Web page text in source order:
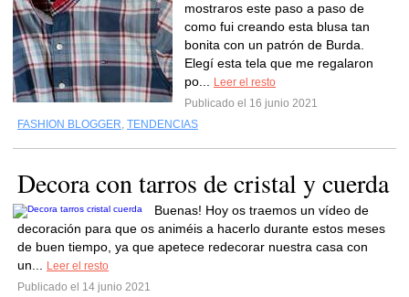
mostraros este paso a paso de
como fui creando esta blusa tan
bonita con un patrón de Burda.
Elegí esta tela que me regalaron
po...
Leer el resto
Publicado el 16 junio 2021
FASHION BLOGGER, TENDENCIAS
Decora con tarros de cristal y cuerda
Buenas! Hoy os traemos un vídeo de
decoración para que os animéis a hacerlo durante estos meses
de buen tiempo, ya que apetece redecorar nuestra casa con
un...
Leer el resto
Publicado el 14 junio 2021